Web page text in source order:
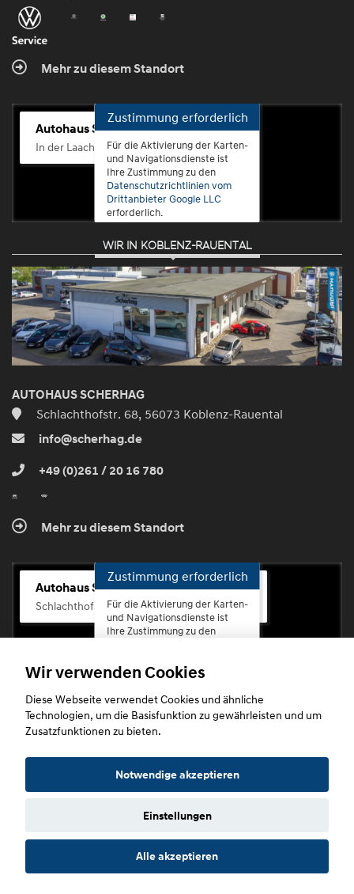
Mehr zu diesem Standort
Autohaus Scherhag
In der Laach 76, 56072 Koblenz-Güls
Zustimmung erforderlich
Für die Aktivierung der Karten-
und Navigationsdienste ist
Ihre Zustimmung zu den
Datenschutzrichtlinien vom
Drittanbieter Google LLC
erforderlich.
Zustimmen
und
aktivieren
WIR IN KOBLENZ-RAUENTAL
AUTOHAUS SCHERHAG
Schlachthofstr. 68, 56073 Koblenz-Rauental
info@scherhag.de
+49 (0)261 / 20 16 780
Mehr zu diesem Standort
Autohaus Scherhag
Schlachthofstr. 68, 56073 Koblenz-Rauental
Zustimmung erforderlich
Für die Aktivierung der Karten-
und Navigationsdienste ist
Ihre Zustimmung zu den
erforderlich.
Zustimmen
Copyright © 2026. Autohaus Scherhag
Datenschutz Impressum
Wir verwenden Cookies
Diese Webseite verwendet Cookies und ähnliche
Technologien, um die Basisfunktion zu gewährleisten und um
Zusatzfunktionen zu bieten.
Notwendige akzeptieren
Einstellungen
Alle akzeptieren